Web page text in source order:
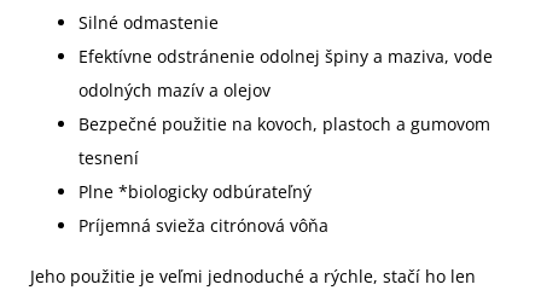
Silné odmastenie
Efektívne odstránenie odolnej špiny a maziva, vode
odolných mazív a olejov
Bezpečné použitie na kovoch, plastoch a gumovom
tesnení
Plne *biologicky odbúrateľný
Príjemná svieža citrónová vôňa
Jeho použitie je veľmi jednoduché a rýchle, stačí ho len